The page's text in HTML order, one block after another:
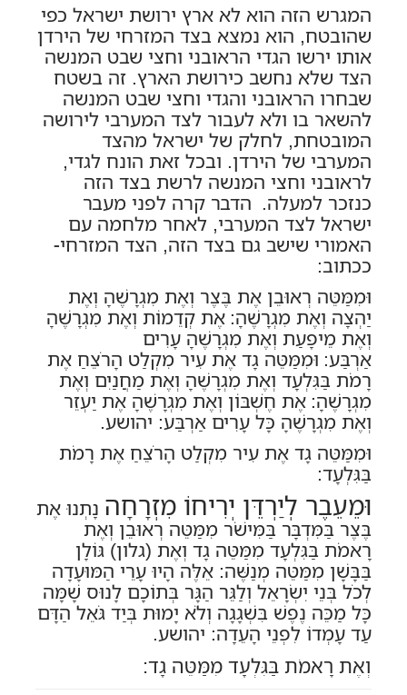
המגרש הזה הוא לא ארץ ירושת ישראל כפי
שהובטח, הוא נמצא בצד המזרחי של הירדן
אותו ירשו הגדי הראובני וחצי שבט המנשה
הצד שלא נחשב כירושת הארץ. זה בשטח
שבחרו הראובני והגדי וחצי שבט המנשה
להשאר בו ולא לעבור לצד המערבי לירושה
המובטחת, לחלק של ישראל מהצד
המערבי של הירדן. ובכל זאת הונח לגדי,
לראובני וחצי המנשה לרשת בצד הזה
כנזכר למעלה. הדבר קרה לפני מעבר
ישראל לצד המערבי, לאחר מלחמה עם
האמורי שישב גם בצד הזה, הצד המזרחי-
ככתוב:
וּמִמַּטֵּה רְאוּבֵן אֶת בֶּצֶר וְאֶת מִגְרָשֶׁהָ וְאֶת
יַהְצָה וְאֶת מִגְרָשֶׁהָ: אֶת קְדֵמוֹת וְאֶת מִגְרָשֶׁהָ
וְאֶת מֵיפָעַת וְאֶת מִגְרָשֶׁהָ עָרִים
אַרְבַּע: וּמִמַּטֵּה גָד אֶת עִיר מִקְלַט הָרֹצֵחַ אֶת
רָמֹת בַּגִּלְעָד וְאֶת מִגְרָשֶׁהָ וְאֶת מַחֲנַיִם וְאֶת
מִגְרָשֶׁהָ: אֶת חֶשְׁבּוֹן וְאֶת מִגְרָשֶׁהָ אֶת יַעְזֵר
וְאֶת מִגְרָשֶׁהָ כָּל עָרִים אַרְבַּע: יהושע.
וּמִמַּטֵּה גָד אֶת עִיר מִקְלַט הָרֹצֵחַ אֶת רָמֹת
בַּגִּלְעָד:
וּמֵעֵבֶר לְיַרְדֵּן יְרִיחוֹ מִזְרָחָה נָתְנוּ אֶת
בֶּצֶר בַּמִּדְבָּר בַּמִּישֹׁר מִמַּטֵּה רְאוּבֵן וְאֶת
רָאמֹת בַּגִּלְעָד מִמַּטֵּה גָד וְאֶת (גלון) גּוֹלָן
בַּבָּשָׁן מִמַּטֵּה מְנַשֶּׁה: אֵלֶּה הָיוּ עָרֵי הַמּוּעָדָה
לְכֹל בְּנֵי יִשְׂרָאֵל וְלַגֵּר הַגָּר בְּתוֹכָם לָנוּס שָׁמָּה
כָּל מַכֵּה נֶפֶשׁ בִּשְׁגָגָה וְלֹא יָמוּת בְּיַד גֹּאֵל הַדָּם
עַד עָמְדוֹ לִפְנֵי הָעֵדָה: יהושע.
וְאֶת רָאמֹת בַּגִּלְעָד מִמַּטֵּה גָד: